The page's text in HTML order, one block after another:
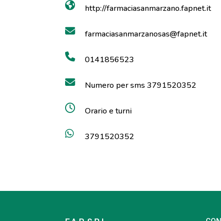
http://farmaciasanmarzano.fapnet.it
farmaciasanmarzanosas@fapnet.it
0141856523
Numero per sms 3791520352
Orario e turni
3791520352